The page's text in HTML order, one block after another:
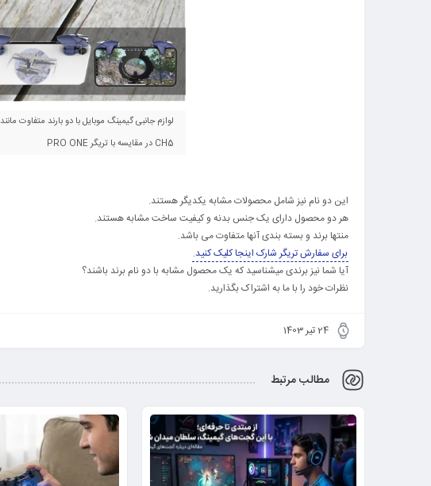
CH5 در مقایسه با تریگر PRO ONE
این دو نام نیز شامل محصولات مشابه یکدیگر هستند.
هر دو محصول دارای یک جنس بدنه و کیفیت ساخت مشابه هستند.
منتها برند و بسته بندی آنها متفاوت می باشد.
برای سفارش تریگر شارک اینجا کلیک کنید.
آیا شما نیز برندی میشناسید که یک محصول مشابه با دو نام برند باشند؟
نظرات خود را با ما به اشتراک بگذارید.
24 تیر 1403
مطالب مرتبط